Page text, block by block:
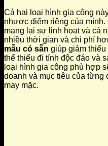
Cả hai loại hình gia công
nhược điểm riêng của mình.
mang lại sự linh hoạt và cá
nhiều thời gian và chi phí
mẫu có sẵn giúp giảm
thể thiếu đi tính độc đáo và
loại hình gia công phù hợp
doanh và mục tiêu của từng
may mặc.